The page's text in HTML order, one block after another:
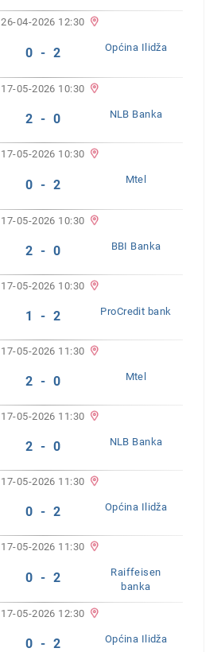
26-04-2026 12:30
0 - 2 Općina Ilidža
17-05-2026 10:30
2 - 0 NLB Banka
17-05-2026 10:30
0 - 2 Mtel
17-05-2026 10:30
2 - 0 BBI Banka
17-05-2026 10:30
1 - 2 ProCredit bank
17-05-2026 11:30
2 - 0 Mtel
17-05-2026 11:30
2 - 0 NLB Banka
17-05-2026 11:30
0 - 2 Općina Ilidža
17-05-2026 11:30
0 - 2
Raiffeisen
banka
17-05-2026 12:30
0 - 2 Općina Ilidža